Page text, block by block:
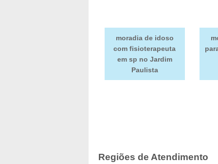
moradia de idoso
com fisioterapeuta
em sp no Jardim
Paulista
Regiões de Atendimento